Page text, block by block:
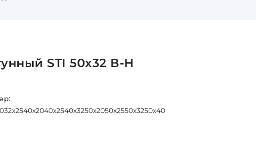
STI 50x32 В-Н
32x2540x2040x2540x3250x2050x2550x3250x40